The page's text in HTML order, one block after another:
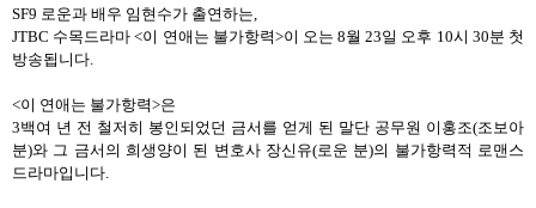
SF9 로운과 배우 임현수가 출연하는,
JTBC 수목드라마 <이 연애는 불가항력>이 오는 8월 23일 오후 10시 30분 첫
방송됩니다.
<이 연애는 불가항력>은
3백여 년 전 철저히 봉인되었던 금서를 얻게 된 말단 공무원 이홍조(조보아
분)와 그 금서의 희생양이 된 변호사 장신유(로운 분)의 불가항력적 로맨스
드라마입니다.